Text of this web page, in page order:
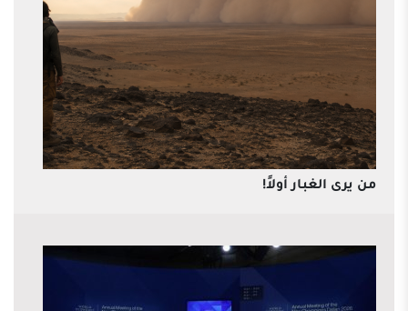
من يرى الغبار أولاً!